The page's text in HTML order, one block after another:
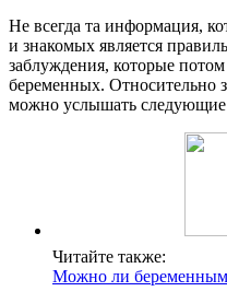
Не всегда та информация,
и знакомых является
заблуждения, которые
беременных. Относительно
можно услышать следующие
Читайте также:
Можно ли беременным